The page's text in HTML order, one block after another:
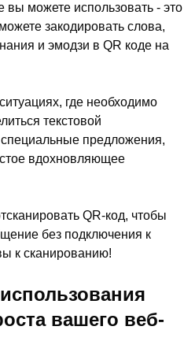
вы можете использовать - это
закодировать слова,
и эмодзи в QR коде на
где необходимо
текстовой
предложения,
вдохновляющее
QR-код, чтобы
без подключения к
к сканированию!
вашего веб-